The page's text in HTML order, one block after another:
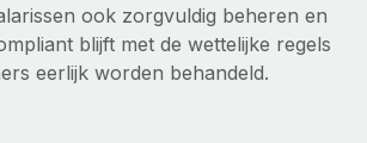
ook zorgvuldig beheren en
blijft met de wettelijke regels
eerlijk worden behandeld.